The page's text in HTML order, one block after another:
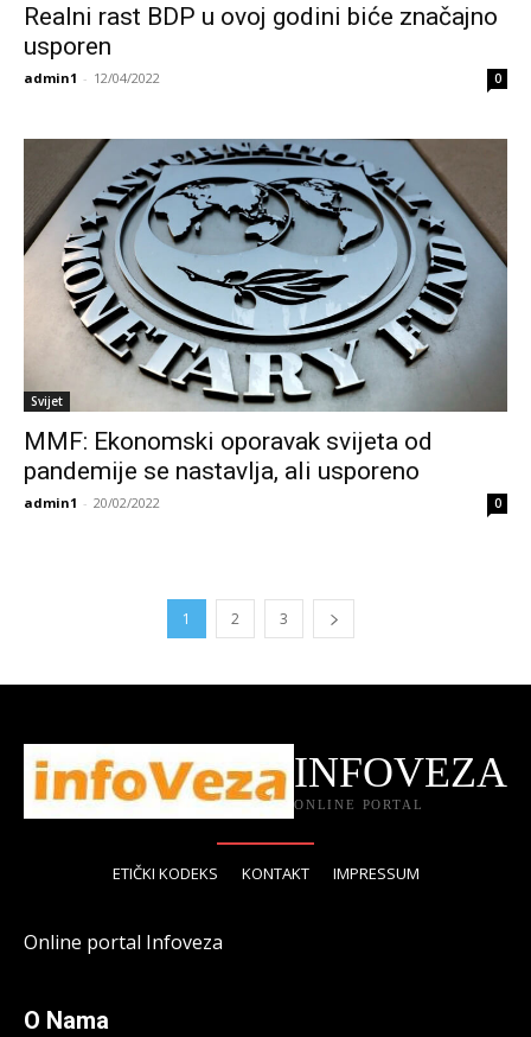
Realni rast BDP u ovoj godini biće značajno
usporen
admin1 - 12/04/2022 0
Svijet
MMF: Ekonomski oporavak svijeta od
pandemije se nastavlja, ali usporeno
admin1 - 20/02/2022 0
1 2 3
INFOVEZA
ONLINE PORTAL
ETIČKI KODEKS KONTAKT IMPRESSUM
Online portal Infoveza
O Nama